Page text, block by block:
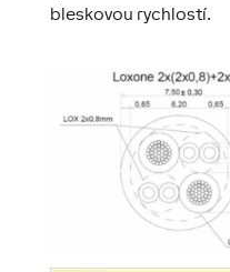
bleskovou rychlostí.